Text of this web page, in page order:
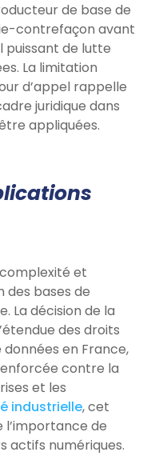
de base de
contrefaçon avant
puissant de lutte
La limitation
d’appel rappelle
juridique dans
appliquées.
et
des bases de
La décision de la
des droits
en France,
contre la
et les
industrielle, cet
de
actifs numériques.